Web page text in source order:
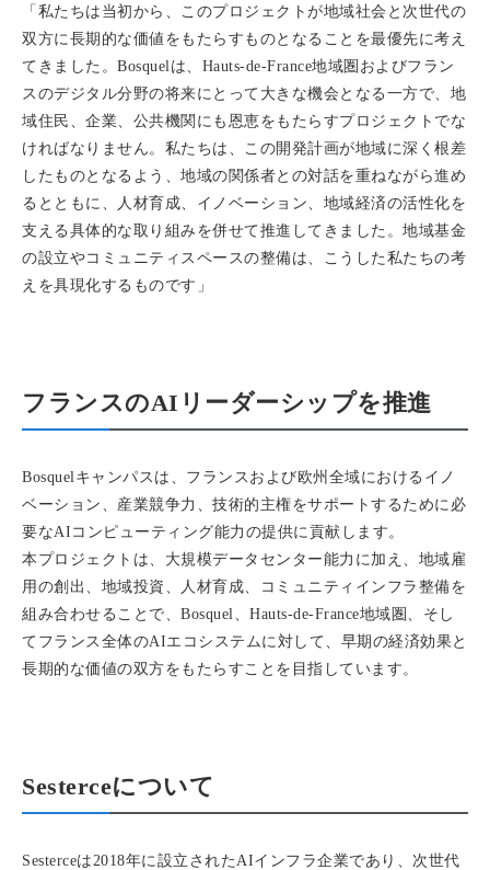
「私たちは当初から、このプロジェクトが地域社会と次世代の
双方に長期的な価値をもたらすものとなることを最優先に考え
てきました。Bosquelは、Hauts-de-France地域圏およびフラン
スのデジタル分野の将来にとって大きな機会となる一方で、地
域住民、企業、公共機関にも恩恵をもたらすプロジェクトでな
ければなりません。私たちは、この開発計画が地域に深く根差
したものとなるよう、地域の関係者との対話を重ねながら進め
るとともに、人材育成、イノベーション、地域経済の活性化を
支える具体的な取り組みを併せて推進してきました。地域基金
の設立やコミュニティスペースの整備は、こうした私たちの考
えを具現化するものです」
フランスのAIリーダーシップを推進
Bosquelキャンパスは、フランスおよび欧州全域におけるイノ
ベーション、産業競争力、技術的主権をサポートするために必
要なAIコンピューティング能力の提供に貢献します。
本プロジェクトは、大規模データセンター能力に加え、地域雇
用の創出、地域投資、人材育成、コミュニティインフラ整備を
組み合わせることで、Bosquel、Hauts-de-France地域圏、そし
てフランス全体のAIエコシステムに対して、早期の経済効果と
長期的な価値の双方をもたらすことを目指しています。
Sesterceについて
Sesterceは2018年に設立されたAIインフラ企業であり、次世代